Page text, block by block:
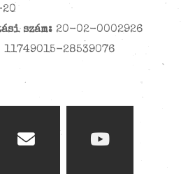
szám: 20-02-0002926
11749015-28539076